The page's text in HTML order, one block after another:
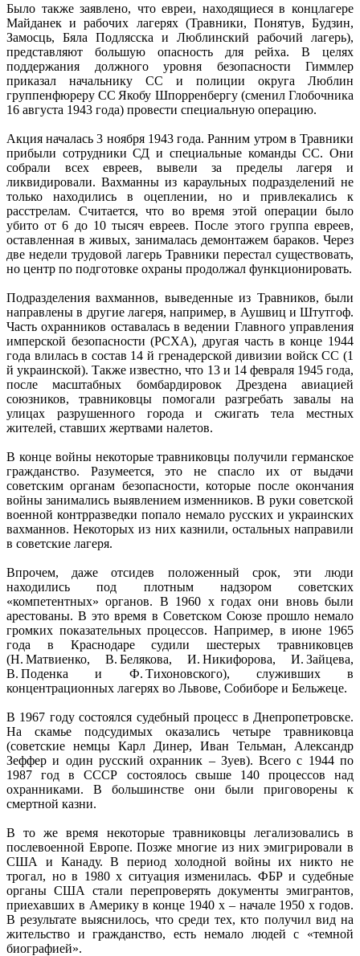
Было также заявлено, что евреи, находящиеся в концлагере
Майданек и рабочих лагерях (Травники, Понятув, Будзин,
Замосць, Бяла Подлясска и Люблинский рабочий лагерь),
представляют большую опасность для рейха. В целях
поддержания должного уровня безопасности Гиммлер
приказал начальнику СС и полиции округа Люблин
группенфюреру СС Якобу Шпорренбергу (сменил Глобочника
16 августа 1943 года) провести специальную операцию.
Акция началась 3 ноября 1943 года. Ранним утром в Травники
прибыли сотрудники СД и специальные команды СС. Они
собрали всех евреев, вывели за пределы лагеря и
ликвидировали. Вахманны из караульных подразделений не
только находились в оцеплении, но и привлекались к
расстрелам. Считается, что во время этой операции было
убито от 6 до 10 тысяч евреев. После этого группа евреев,
оставленная в живых, занималась демонтажем бараков. Через
две недели трудовой лагерь Травники перестал существовать,
но центр по подготовке охраны продолжал функционировать.
Подразделения вахманнов, выведенные из Травников, были
направлены в другие лагеря, например, в Аушвиц и Штутгоф.
Часть охранников оставалась в ведении Главного управления
имперской безопасности (РСХА), другая часть в конце 1944
года влилась в состав 14 й гренадерской дивизии войск СС (1
й украинской). Также известно, что 13 и 14 февраля 1945 года,
после масштабных бомбардировок Дрездена авиацией
союзников, травниковцы помогали разгребать завалы на
улицах разрушенного города и сжигать тела местных
жителей, ставших жертвами налетов.
В конце войны некоторые травниковцы получили германское
гражданство. Разумеется, это не спасло их от выдачи
советским органам безопасности, которые после окончания
войны занимались выявлением изменников. В руки советской
военной контрразведки попало немало русских и украинских
вахманнов. Некоторых из них казнили, остальных направили
в советские лагеря.
Впрочем, даже отсидев положенный срок, эти люди
находились под плотным надзором советских
«компетентных» органов. В 1960 х годах они вновь были
арестованы. В это время в Советском Союзе прошло немало
громких показательных процессов. Например, в июне 1965
года в Краснодаре судили шестерых травниковцев
(Н. Матвиенко, В. Белякова, И. Никифорова, И. Зайцева,
В. Поденка и Ф. Тихоновского), служивших в
концентрационных лагерях во Львове, Собиборе и Бельжеце.
В 1967 году состоялся судебный процесс в Днепропетровске.
На скамье подсудимых оказались четыре травниковца
(советские немцы Карл Динер, Иван Тельман, Александр
Зеффер и один русский охранник – Зуев). Всего с 1944 по
1987 год в СССР состоялось свыше 140 процессов над
охранниками. В большинстве они были приговорены к
смертной казни.
В то же время некоторые травниковцы легализовались в
послевоенной Европе. Позже многие из них эмигрировали в
США и Канаду. В период холодной войны их никто не
трогал, но в 1980 х ситуация изменилась. ФБР и судебные
органы США стали перепроверять документы эмигрантов,
приехавших в Америку в конце 1940 х – начале 1950 х годов.
В результате выяснилось, что среди тех, кто получил вид на
жительство и гражданство, есть немало людей с «темной
биографией».